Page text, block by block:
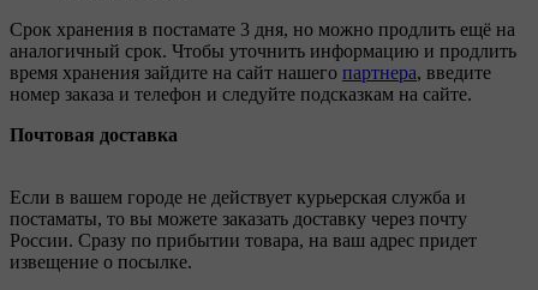
Срок хранения в постамате 3 дня, но можно продлить ещё на
аналогичный срок. Чтобы уточнить информацию и продлить
время хранения зайдите на сайт нашего партнера, введите
номер заказа и телефон и следуйте подсказкам на сайте.
Почтовая доставка
Если в вашем городе не действует курьерская служба и
постаматы, то вы можете заказать доставку через почту
России. Сразу по прибытии товара, на ваш адрес придет
извещение о посылке.